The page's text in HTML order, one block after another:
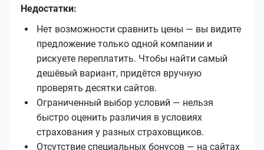
Недостатки:
Нет возможности сравнить цены — вы видите
предложение только одной компании и
рискуете переплатить. Чтобы найти самый
дешёвый вариант, придётся вручную
проверять десятки сайтов.
Ограниченный выбор условий — нельзя
быстро оценить различия в условиях
страхования у разных страховщиков.
Отсутствие специальных бонусов — на сайтах